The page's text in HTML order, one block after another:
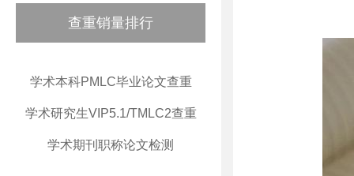
查重销量排行
学术本科PMLC毕业论文查重
学术研究生VIP5.1/TMLC2查重
学术期刊职称论文检测